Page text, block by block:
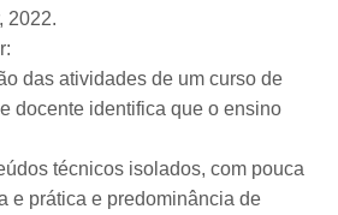
2022.
das atividades de um curso de
docente identifica que o ensino
técnicos isolados, com pouca
e prática e predominância de